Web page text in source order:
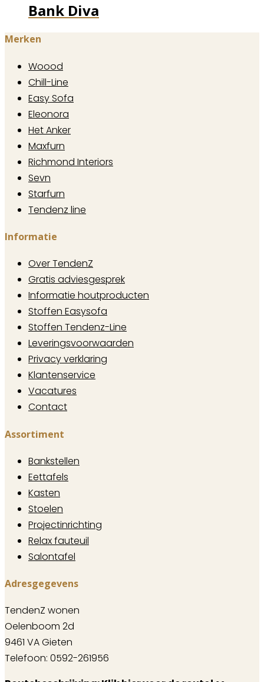
Bank Diva
Merken
Woood
Chill-Line
Easy Sofa
Eleonora
Het Anker
Maxfurn
Richmond Interiors
Sevn
Starfurn
Tendenz line
Informatie
Over TendenZ
Gratis adviesgesprek
Informatie houtproducten
Stoffen Easysofa
Stoffen Tendenz-Line
Leveringsvoorwaarden
Privacy verklaring
Klantenservice
Vacatures
Contact
Assortiment
Bankstellen
Eettafels
Kasten
Stoelen
Projectinrichting
Relax fauteuil
Salontafel
Adresgegevens
TendenZ wonen
Oelenboom 2d
9461 VA Gieten
Telefoon: 0592-261956